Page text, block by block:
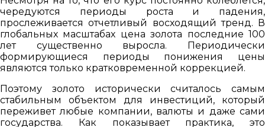
чередуются периоды роста и падения,
прослеживается отчетливый восходящий тренд. В
глобальных масштабах цена золота последние 100
лет существенно выросла. Периодически
формирующиеся периоды понижения цены
являются только кратковременной коррекцией.
Поэтому золото исторически считалось самым
стабильным объектом для инвестиций, который
переживет любые компании, валюты и даже сами
государства. Как показывает практика, это